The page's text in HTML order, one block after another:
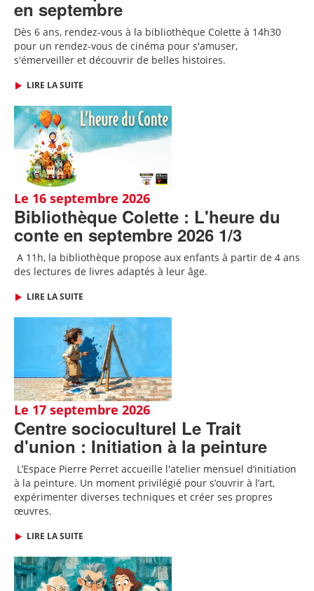
en septembre
Dès 6 ans, rendez-vous à la bibliothèque Colette à 14h30
pour un rendez-vous de cinéma pour s'amuser,
s'émerveiller et découvrir de belles histoires.
LIRE LA SUITE
Le 16 septembre 2026
Bibliothèque Colette : L'heure du
conte en septembre 2026 1/3
A 11h, la bibliothèque propose aux enfants à partir de 4 ans
des lectures de livres adaptés à leur âge.
LIRE LA SUITE
Le 17 septembre 2026
Centre socioculturel Le Trait
d'union : Initiation à la peinture
L’Espace Pierre Perret accueille l'atelier mensuel d’initiation
à la peinture. Un moment privilégié pour s’ouvrir à l’art,
expérimenter diverses techniques et créer ses propres
œuvres.
LIRE LA SUITE